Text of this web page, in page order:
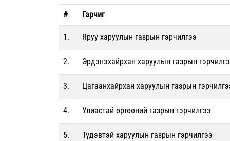
# Гарчиг
1. Яруу харуулын газрын гэрчилгээ
2. Эрдэнэхайрхан харуулын газрын
3. Цагаанхайрхан харуулын газрын
4. Улиастай өртөөний газрын гэрчилгээ
5. Түдэвтэй харуулын газрын гэрчилгээ